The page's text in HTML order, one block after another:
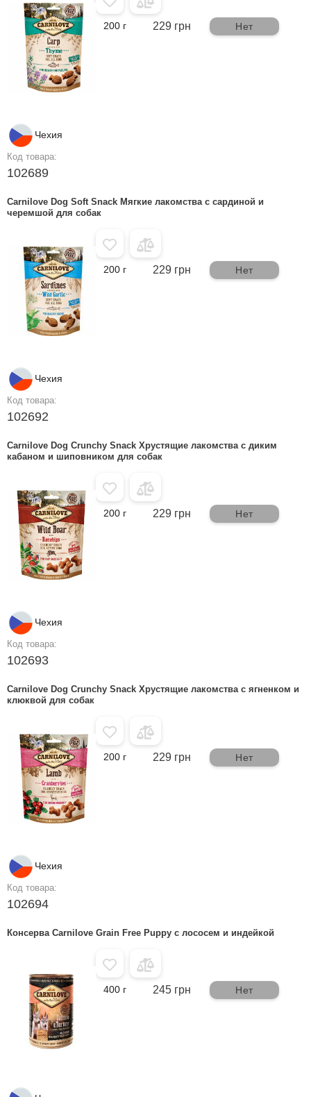
Чехия
Код товара:
102689
200 г 229 грн Нет
Carnilove Dog Soft Snack Мягкие лакомства с сардиной и
черемшой для собак
Чехия
Код товара:
102692
200 г 229 грн Нет
Carnilove Dog Crunchy Snack Хрустящие лакомства с диким
кабаном и шиповником для собак
Чехия
Код товара:
102693
200 г 229 грн Нет
Carnilove Dog Crunchy Snack Хрустящие лакомства с ягненком и
клюквой для собак
Чехия
Код товара:
102694
200 г 229 грн Нет
Консерва Carnilove Grain Free Puppy с лососем и индейкой
400 г 245 грн Нет